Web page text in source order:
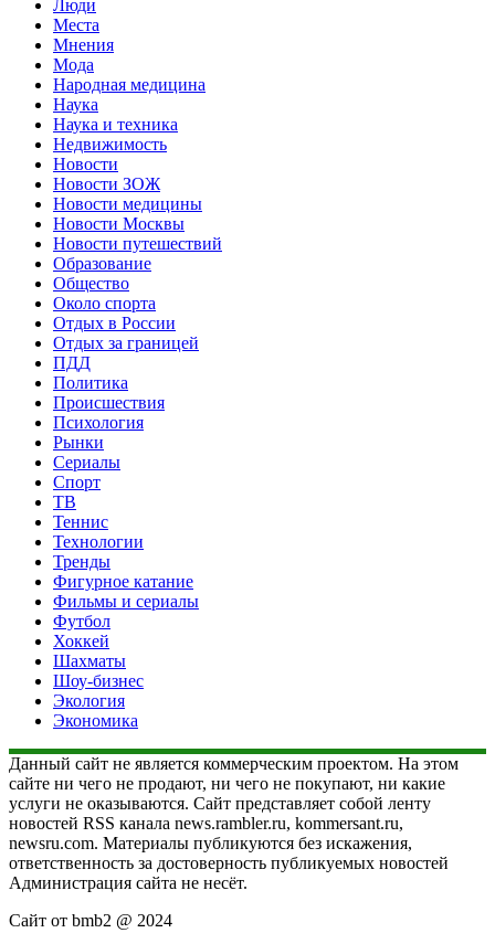
Люди
Места
Мнения
Мода
Народная медицина
Наука
Наука и техника
Недвижимость
Новости
Новости ЗОЖ
Новости медицины
Новости Москвы
Новости путешествий
Образование
Общество
Около спорта
Отдых в России
Отдых за границей
ПДД
Политика
Происшествия
Психология
Рынки
Сериалы
Спорт
ТВ
Теннис
Технологии
Тренды
Фигурное катание
Фильмы и сериалы
Футбол
Хоккей
Шахматы
Шоу-бизнес
Экология
Экономика
Данный сайт не является коммерческим проектом. На этом
сайте ни чего не продают, ни чего не покупают, ни какие
услуги не оказываются. Сайт представляет собой ленту
новостей RSS канала news.rambler.ru, kommersant.ru,
newsru.com. Материалы публикуются без искажения,
ответственность за достоверность публикуемых новостей
Администрация сайта не несёт.
Сайт от bmb2 @ 2024